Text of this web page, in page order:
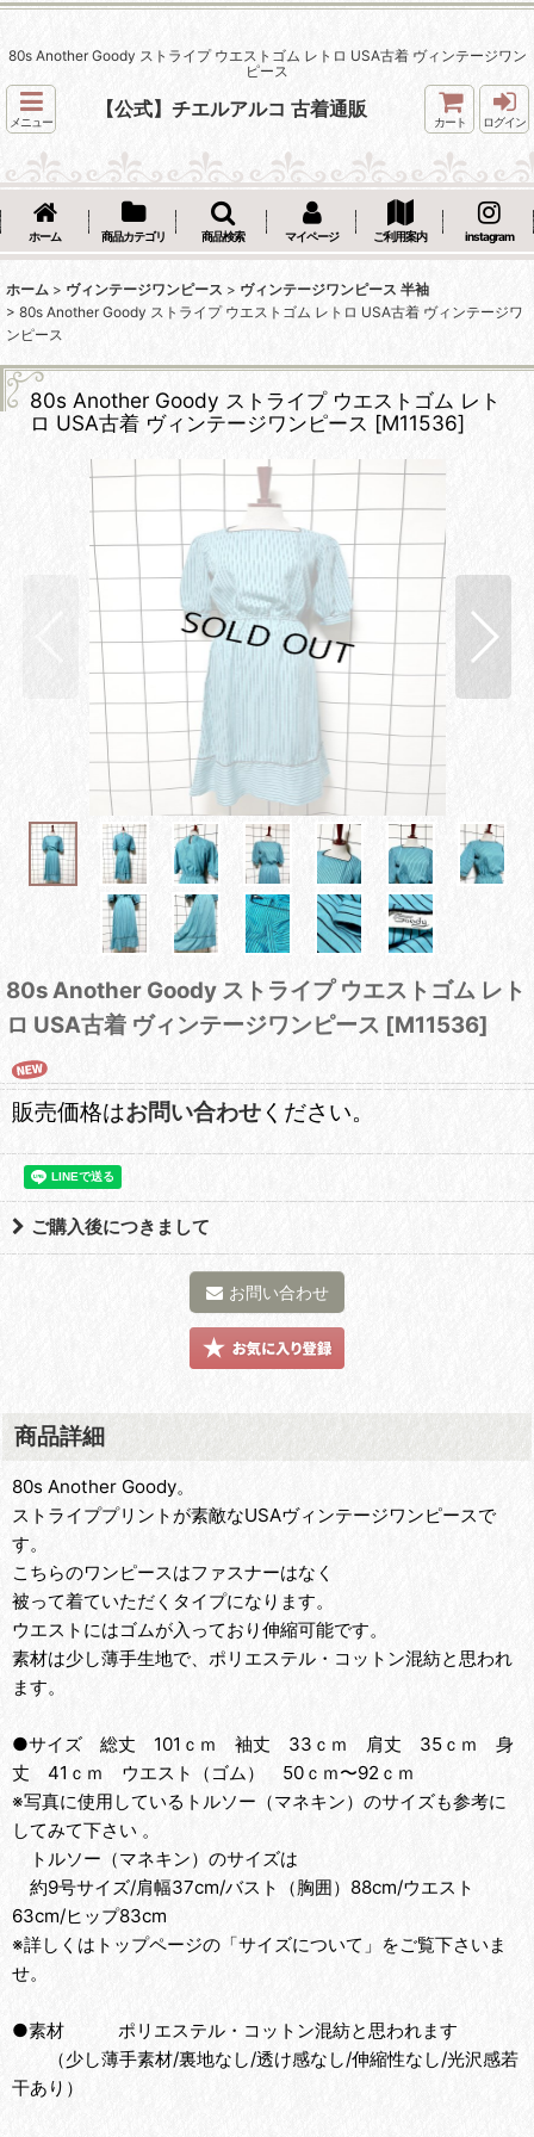
80s Another Goody ストライプ ウエストゴム レトロ USA古着 ヴィンテージワン
ピース
メニュー
【公式】チエルアルコ 古着通販
カート ログイン
ホーム 商品カテゴリ 商品検索 マイページ ご利用案内 instagram
ホーム > ヴィンテージワンピース > ヴィンテージワンピース 半袖
> 80s Another Goody ストライプ ウエストゴム レトロ USA古着 ヴィンテージワ
ンピース
80s Another Goody ストライプ ウエストゴム レト
ロ USA古着 ヴィンテージワンピース [M11536]
80s Another Goody ストライプ ウエストゴム レト
ロ USA古着 ヴィンテージワンピース [M11536]
販売価格はお問い合わせ ください。
ご購入後につきまして
お問い合わせ
商品詳細
80s Another Goody。
ストライププリントが素敵なUSAヴィンテージワンピースで
す。
こちらのワンピースはファスナーはなく
被って着ていただくタイプになります。
ウエストにはゴムが入っており伸縮可能です。
素材は少し薄手生地で、ポリエステル・コットン混紡と思われ
ます。
●サイズ 総丈 101ｃｍ 袖丈 33ｃｍ 肩丈 35ｃｍ 身
丈 41ｃｍ ウエスト（ゴム） 50ｃｍ〜92ｃｍ
※写真に使用しているトルソー（マネキン）のサイズも参考に
してみて下さい 。
トルソー（マネキン）のサイズは
約9号サイズ/肩幅37cm/バスト（胸囲）88cm/ウエスト
63cm/ヒップ83cm
※詳しくはトップページの「サイズについて」をご覧下さいま
せ。
●素材 ポリエステル・コットン混紡と思われます
（少し薄手素材/裏地なし/透け感なし/伸縮性なし/光沢感若
干あり）